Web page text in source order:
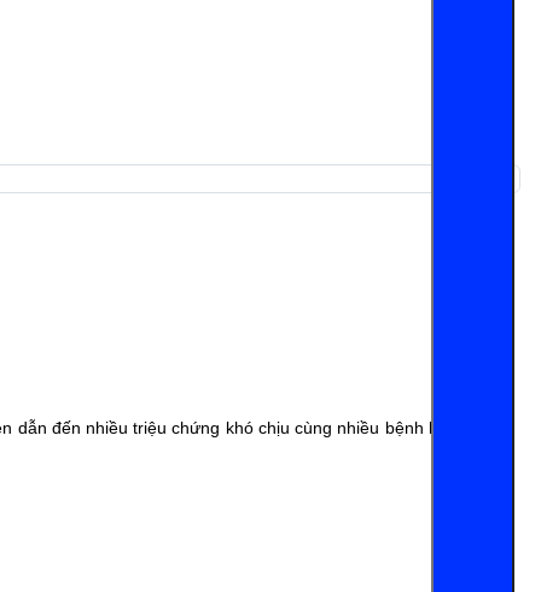
đến nhiều triệu chứng khó chịu cùng nhiều bệnh lý nguy